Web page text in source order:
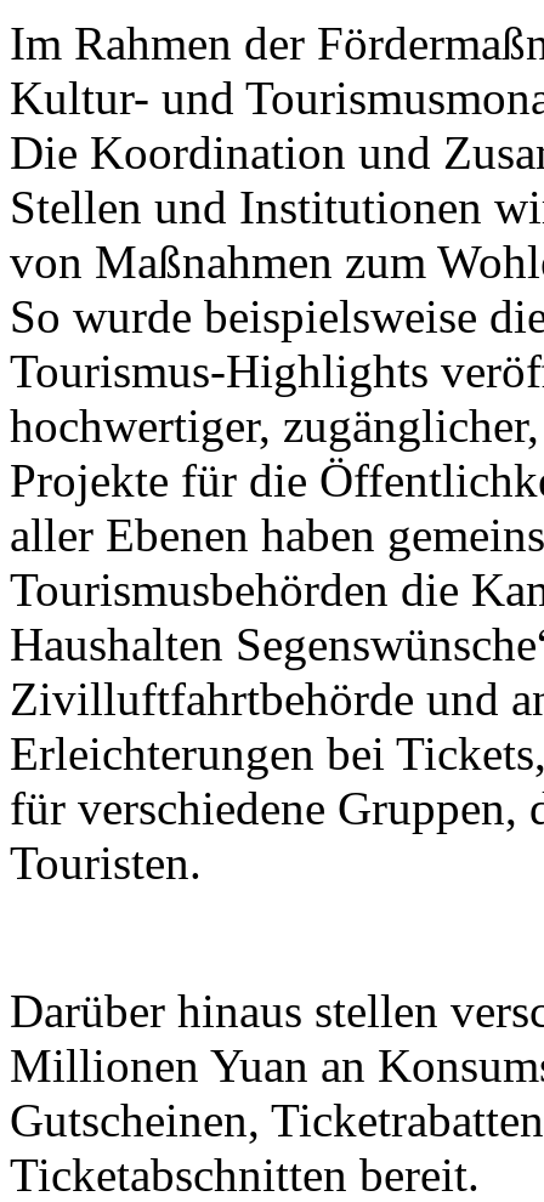
Im Rahmen der
Kultur- und
Die Koordination und
Stellen und Institutionen
von Maßnahmen zum
So wurde beispielsweise
Tourismus-Highlights
hochwertiger,
Projekte für die
aller Ebenen haben
Tourismusbehörden die
Haushalten
Zivilluftfahrtbehörde und
Erleichterungen bei
für verschiedene Gruppen,
Touristen.
Darüber hinaus stellen
Millionen Yuan an
Gutscheinen,
Ticketabschnitten bereit.